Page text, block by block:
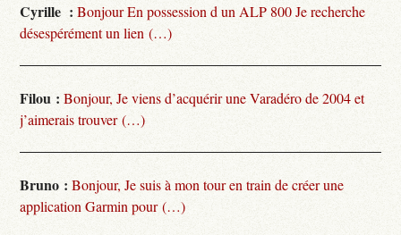
Cyrille : Bonjour En possession d un ALP 800 Je recherche
désespérément un lien (…)
Filou : Bonjour, Je viens d’acquérir une Varadéro de 2004 et
j’aimerais trouver (…)
Bruno : Bonjour, Je suis à mon tour en train de créer une
application Garmin pour (…)